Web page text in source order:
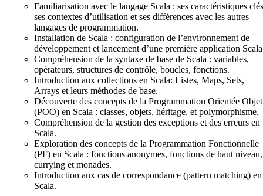
Familiarisation avec le langage Scala : ses caractéristiques
ses contextes d’utilisation et ses différences avec les autres
langages de programmation.
Installation de Scala : configuration de l’environnement de
développement et lancement d’une première application
Compréhension de la syntaxe de base de Scala : variables,
opérateurs, structures de contrôle, boucles, fonctions.
Introduction aux collections en Scala: Listes, Maps, Sets,
Arrays et leurs méthodes de base.
Découverte des concepts de la Programmation Orientée Objet
(POO) en Scala : classes, objets, héritage, et polymorphisme.
Compréhension de la gestion des exceptions et des erreurs en
Scala.
Exploration des concepts de la Programmation Fonctionnelle
(PF) en Scala : fonctions anonymes, fonctions de haut niveau,
currying et monades.
Introduction aux cas de correspondance (pattern matching) en
Scala.